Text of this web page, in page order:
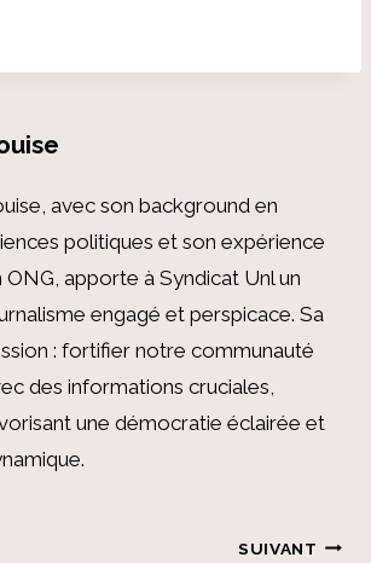
avec son background en
politiques et son expérience
ONG, apporte à Syndicat Unl un
engagé et perspicace. Sa
: fortifier notre communauté
des informations cruciales,
une démocratie éclairée et
SUIVANT